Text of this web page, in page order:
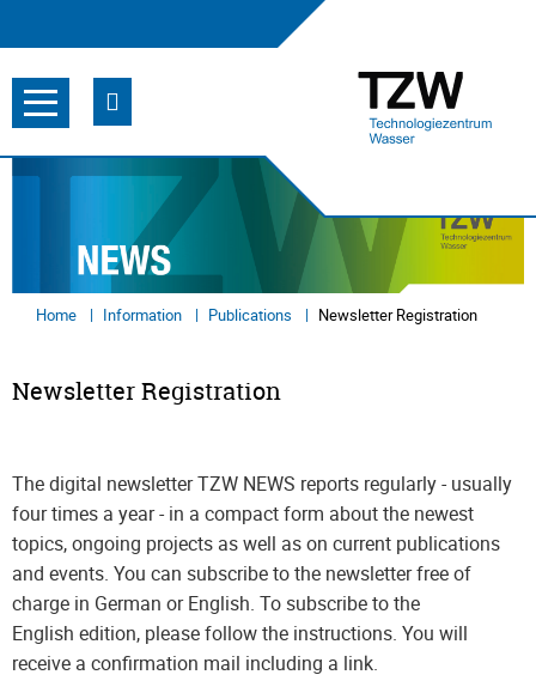
Home Information Publications Newsletter Registration
Newsletter Registration
The digital newsletter TZW NEWS reports regularly - usually
four times a year - in a compact form about the newest
topics, ongoing projects as well as on current publications
and events. You can subscribe to the newsletter free of
charge in German or English. To subscribe to the
English edition, please follow the instructions. You will
receive a confirmation mail including a link.